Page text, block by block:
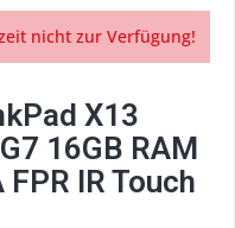
nicht zur Verfügung!
X13
16GB RAM
FPR IR Touch